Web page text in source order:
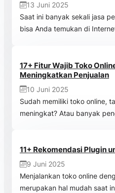
13 Juni 2025
Saat ini banyak sekali jasa
bisa Anda temukan di
17+ Fitur Wajib Toko
Meningkatkan Penjualan
10 Juni 2025
Sudah memiliki toko online,
meningkat? Atau banyak
11+ Rekomendasi Plugin
9 Juni 2025
Menjalankan toko online
merupakan hal mudah saat